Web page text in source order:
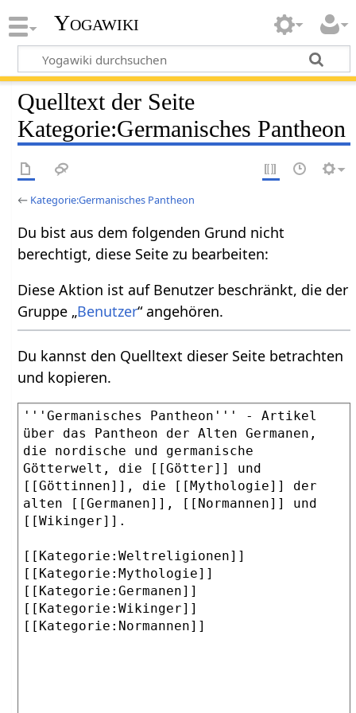
Yogawiki
Quelltext der Seite
Kategorie:Germanisches Pantheon
← Kategorie:Germanisches Pantheon
Du bist aus dem folgenden Grund nicht
berechtigt, diese Seite zu bearbeiten:
Diese Aktion ist auf Benutzer beschränkt, die der
Gruppe „Benutzer“ angehören.
Du kannst den Quelltext dieser Seite betrachten
und kopieren.